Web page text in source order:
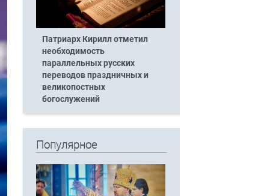
Патриарх Кирилл отметил
необходимость
параллельных русских
переводов праздничных и
великопостных
богослужений
Популярное